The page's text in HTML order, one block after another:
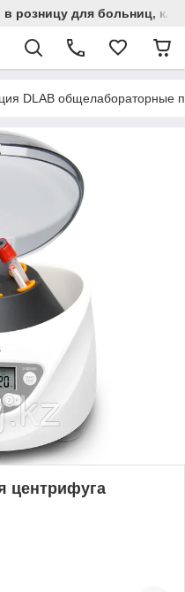
розницу для больниц,
DLAB общелабораторные
центрифуга